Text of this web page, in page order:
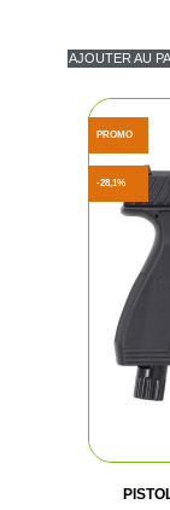
AJOUTER AU
PROMO
-28,1%